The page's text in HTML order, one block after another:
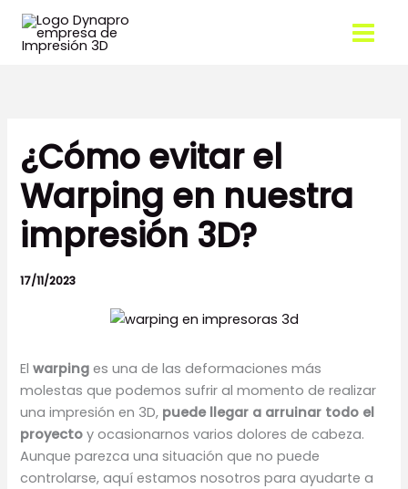
contenido
¿Cómo evitar el
Warping en nuestra
impresión 3D?
17/11/2023
Elwarping es una de las deformaciones más
molestas que podemos sufrir al momento de realizar
una impresión en 3D, puede llegar a arruinar todo el
proyecto y ocasionarnos varios dolores de cabeza.
Aunque parezca una situación que no puede
controlarse, aquí estamos nosotros para ayudarte a